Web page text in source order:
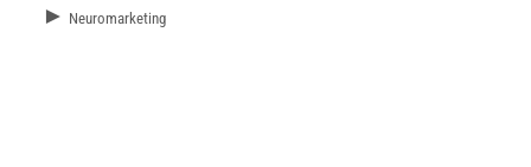
► Neuromarketing